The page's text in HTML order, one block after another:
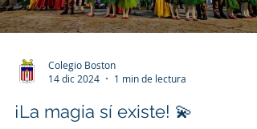
Load video